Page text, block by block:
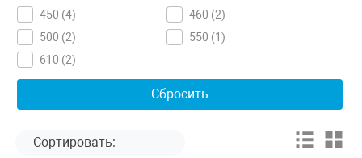
450 (4) 460 (2)
500 (2) 550 (1)
610 (2)